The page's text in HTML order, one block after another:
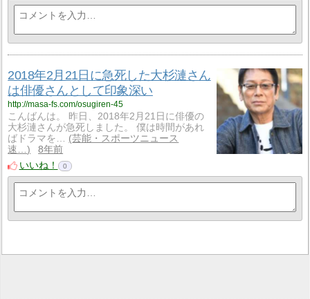
2018年2月21日に急死した大杉漣さん
は俳優さんとして印象深い
http://masa-fs.com/osugiren-45
こんばんは。 昨日、2018年2月21日に俳優の
大杉漣さんが急死しました。 僕は時間があれ
ばドラマを…
芸能・スポーツニュース
速…
8年前
いいね！
0